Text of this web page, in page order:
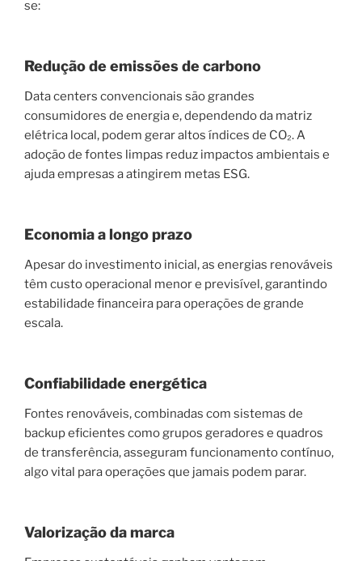
se:
Redução de emissões de carbono
Data centers convencionais são grandes
consumidores de energia e, dependendo da matriz
elétrica local, podem gerar altos índices de CO₂. A
adoção de fontes limpas reduz impactos ambientais e
ajuda empresas a atingirem metas ESG.
Economia a longo prazo
Apesar do investimento inicial, as energias renováveis
têm custo operacional menor e previsível, garantindo
estabilidade financeira para operações de grande
escala.
Confiabilidade energética
Fontes renováveis, combinadas com sistemas de
backup eficientes como grupos geradores e quadros
de transferência, asseguram funcionamento contínuo,
algo vital para operações que jamais podem parar.
Valorização da marca